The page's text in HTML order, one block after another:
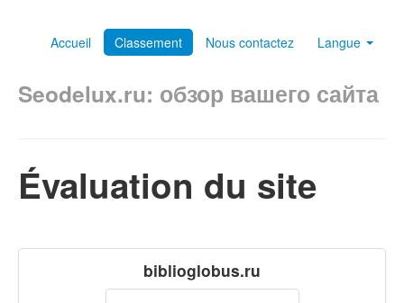
Accueil Classement Nous contactez Langue
Seodelux.ru: обзор вашего сайта
Évaluation du site
biblioglobus.ru